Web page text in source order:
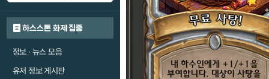
하스스톤 화제 집중
정보 · 뉴스 모음
유저 정보 게시판